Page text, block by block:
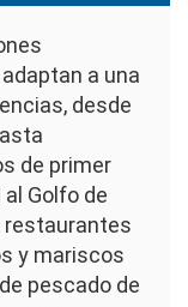
a una
desde
de primer
Golfo de
restaurantes
y mariscos
pescado de